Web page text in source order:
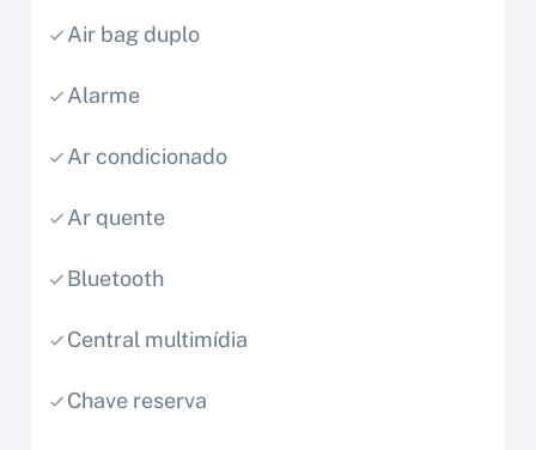
Air bag duplo
Alarme
Ar condicionado
Ar quente
Bluetooth
Central multimídia
Chave reserva